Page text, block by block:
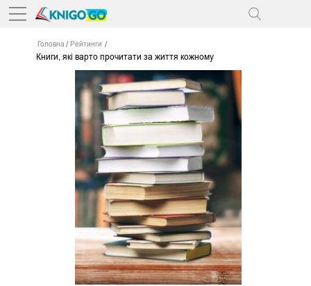
Головна Рейтинги
Книги, які варто прочитати за життя кожному